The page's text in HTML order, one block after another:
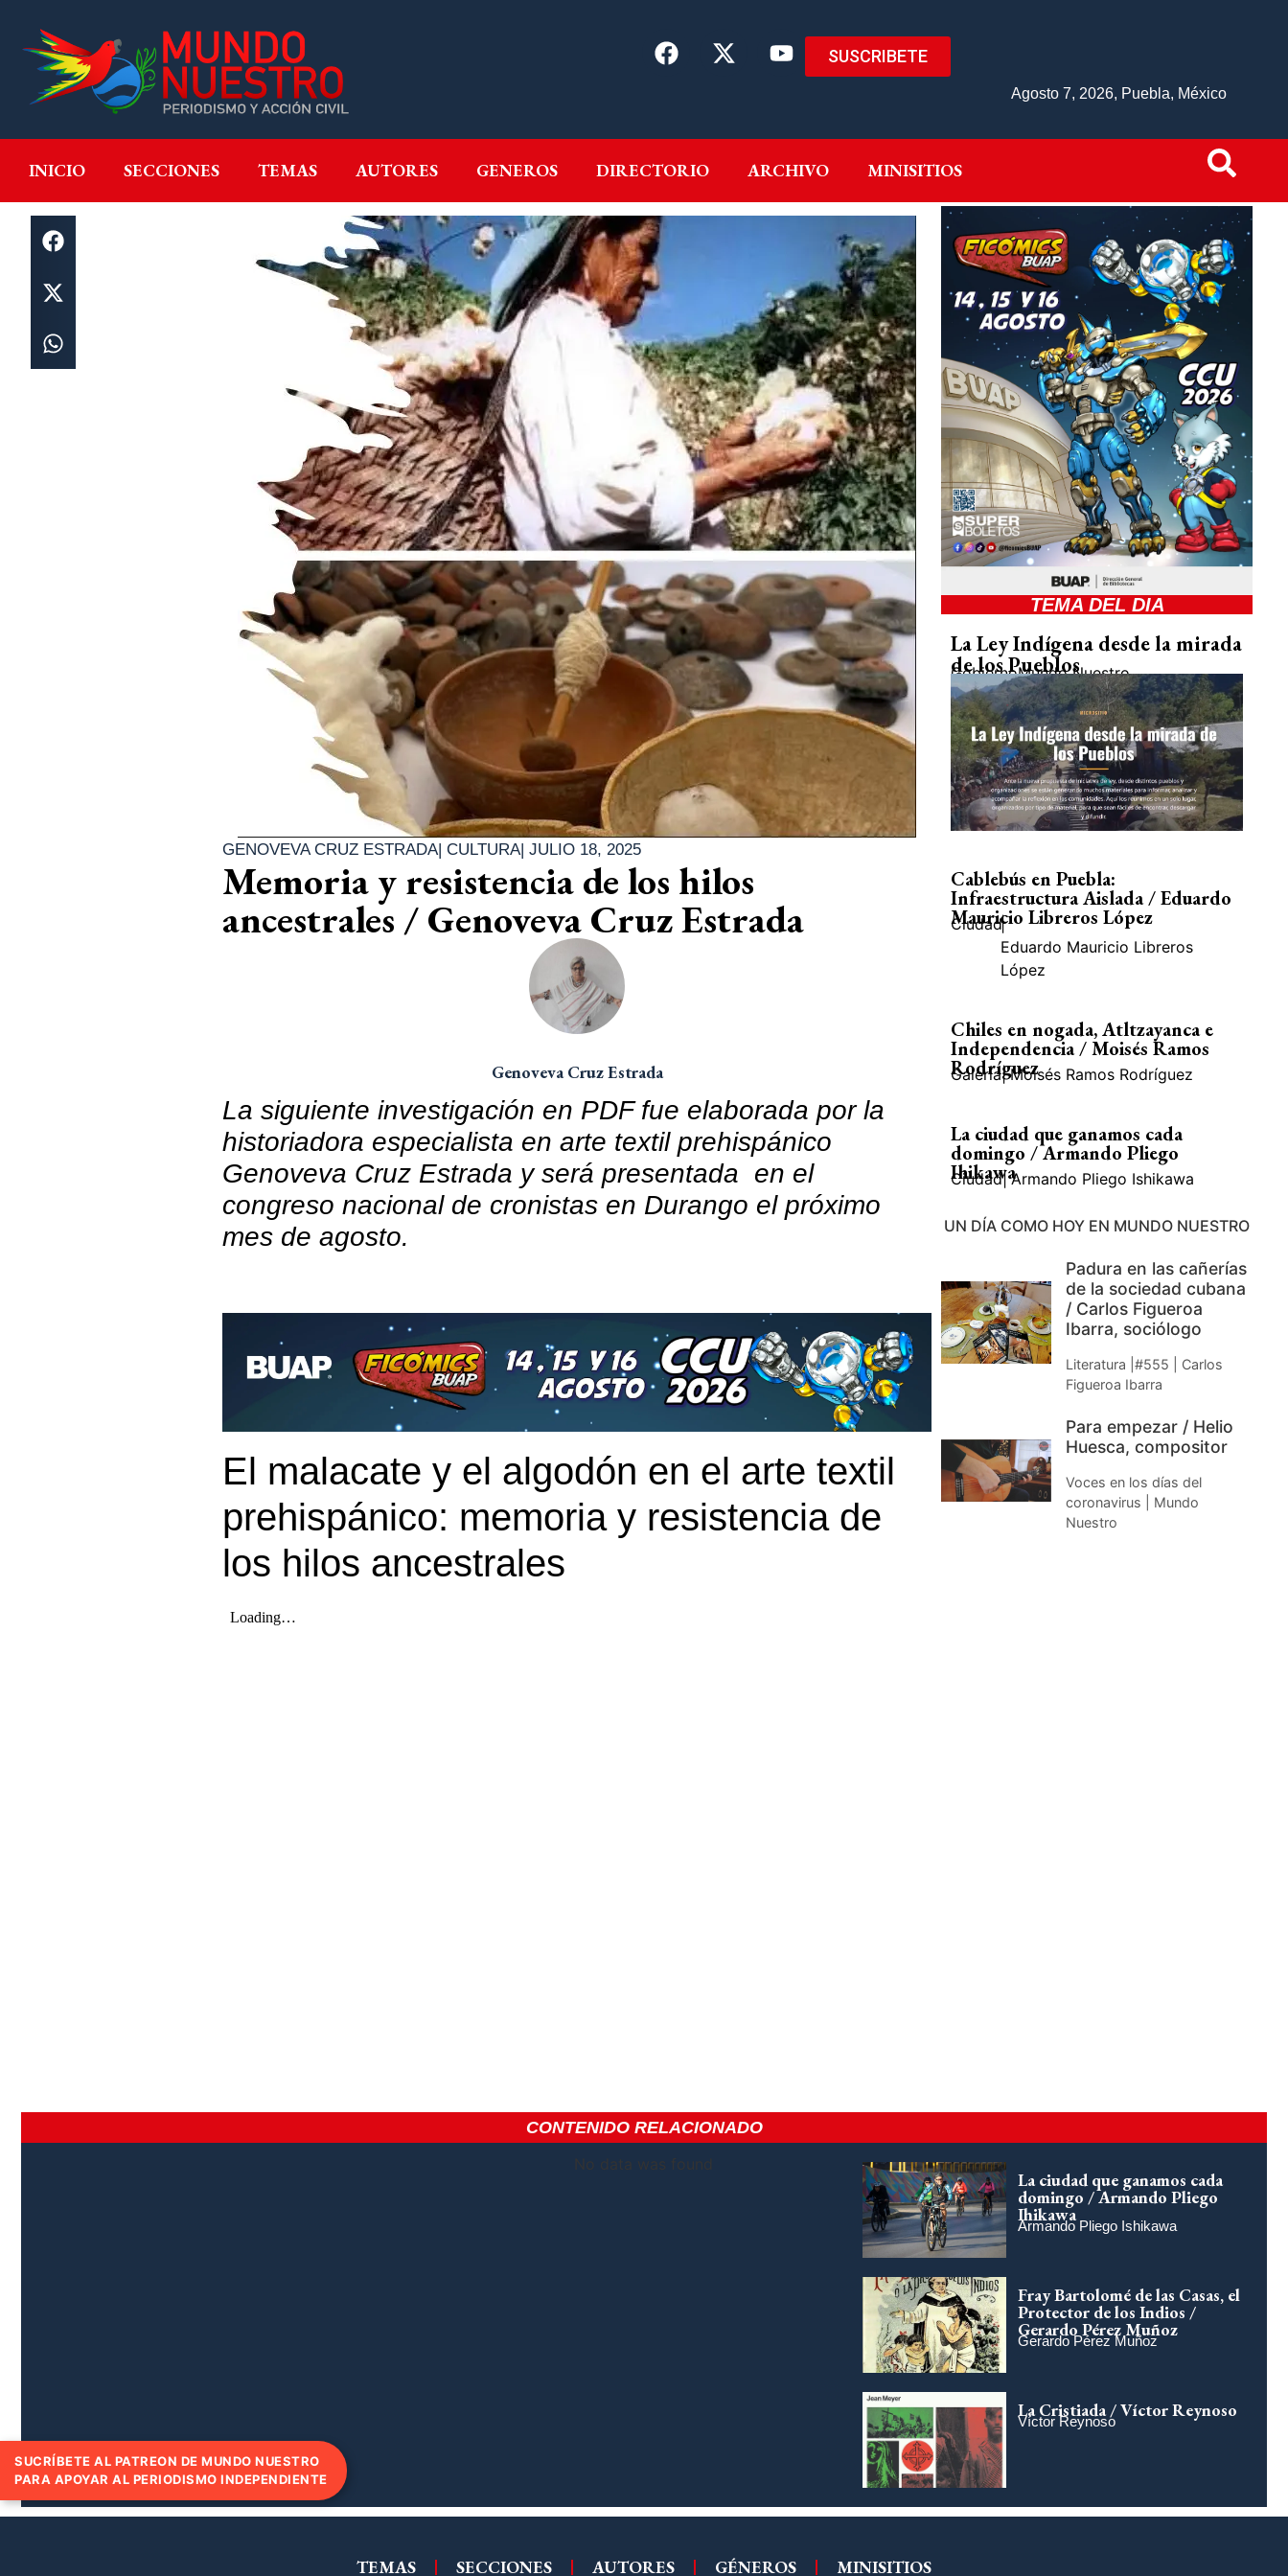
SUSCRIBETE
Agosto 7, 2026, Puebla, México
INICIO SECCIONES TEMAS AUTORES GENEROS DIRECTORIO ARCHIVO MINISITIOS
INICIO SECCIONES GENEROS DIRECTORIO ARCHIVO MINISITIOS
GENOVEVA CRUZ ESTRADA| CULTURA| JULIO 18, 2025
Memoria y resistencia de los hilos
ancestrales / Genoveva Cruz Estrada
Genoveva Cruz Estrada
La siguiente investigación en PDF fue elaborada por la
historiadora especialista en arte textil prehispánico
Genoveva Cruz Estrada y será presentada en el
congreso nacional de cronistas en Durango el próximo
mes de agosto.
El malacate y el algodón en el arte textil
prehispánico: memoria y resistencia de
los hilos ancestrales
TEMA DEL DIA
La Ley Indígena desde la mirada
de los Pueblos
GobiernoMundo Nuestro
Cablebús en Puebla:
Infraestructura Aislada / Eduardo
Mauricio Libreros López
Ciudad|
Eduardo Mauricio Libreros
López
Chiles en nogada, Atltzayanca e
Independencia / Moisés Ramos
Rodríguez
Galería| Moisés Ramos Rodríguez
La ciudad que ganamos cada
domingo / Armando Pliego
Ihikawa
Ciudad| Armando Pliego Ishikawa
UN DÍA COMO HOY EN MUNDO NUESTRO
Padura en las cañerías
de la sociedad cubana
/ Carlos Figueroa
Ibarra, sociólogo
Literatura |#555 | Carlos
Figueroa Ibarra
Para empezar / Helio
Huesca, compositor
Voces en los días del
coronavirus | Mundo
Nuestro
CONTENIDO RELACIONADO
No data was found
La ciudad que ganamos cada
domingo / Armando Pliego
Ihikawa
Armando Pliego Ishikawa
Fray Bartolomé de las Casas, el
Protector de los Indios /
Gerardo Pérez Muñoz
Gerardo Pérez Muñoz
La Cristiada / Víctor Reynoso
Víctor Reynoso
TEMAS SECCIONES AUTORES GÉNEROS MINISITIOS
SUCRÍBETE AL PATREON DE MUNDO NUESTRO
PARA APOYAR AL PERIODISMO INDEPENDIENTE